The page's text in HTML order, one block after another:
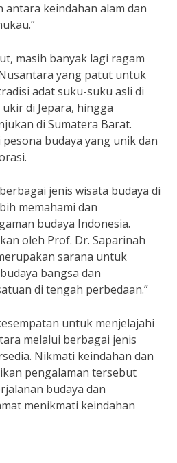
antara keindahan alam dan
masih banyak lagi ragam
yang patut untuk
adat suku-suku asli di
di Jepara, hingga
di Sumatera Barat.
budaya yang unik dan
jenis wisata budaya di
memahami dan
budaya Indonesia.
oleh Prof. Dr. Saparinah
sarana untuk
bangsa dan
di tengah perbedaan.”
untuk menjelajahi
melalui berbagai jenis
Nikmati keindahan dan
pengalaman tersebut
budaya dan
menikmati keindahan